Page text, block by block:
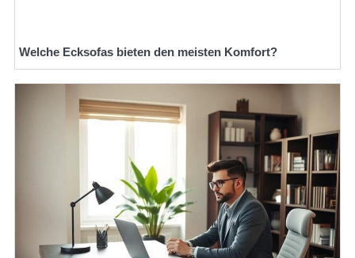
Welche Ecksofas bieten den meisten Komfort?